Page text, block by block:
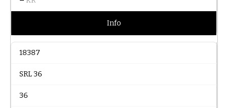
Info
18387
SRL 36
36